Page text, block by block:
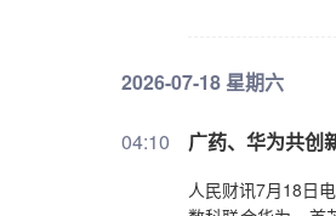
2026-07-18 星期六
04:10 广药、华为共创
人民财讯7月18日